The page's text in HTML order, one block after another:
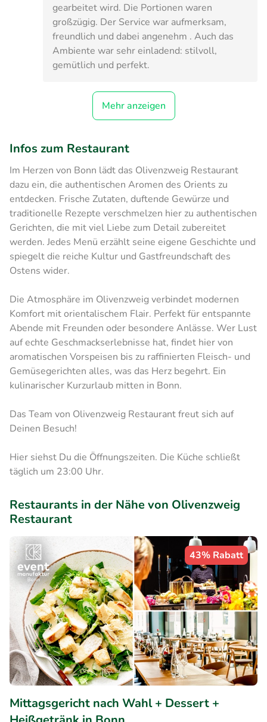
gearbeitet wird. Die Portionen waren
großzügig. Der Service war aufmerksam,
freundlich und dabei angenehm . Auch das
Ambiente war sehr einladend: stilvoll,
gemütlich und perfekt.
Mehr anzeigen
Infos zum Restaurant
Im Herzen von Bonn lädt das Olivenzweig Restaurant
dazu ein, die authentischen Aromen des Orients zu
entdecken. Frische Zutaten, duftende Gewürze und
traditionelle Rezepte verschmelzen hier zu authentischen
Gerichten, die mit viel Liebe zum Detail zubereitet
werden. Jedes Menü erzählt seine eigene Geschichte und
spiegelt die reiche Kultur und Gastfreundschaft des
Ostens wider.
Die Atmosphäre im Olivenzweig verbindet modernen
Komfort mit orientalischem Flair. Perfekt für entspannte
Abende mit Freunden oder besondere Anlässe. Wer Lust
auf echte Geschmackserlebnisse hat, findet hier von
aromatischen Vorspeisen bis zu raffinierten Fleisch- und
Gemüsegerichten alles, was das Herz begehrt. Ein
kulinarischer Kurzurlaub mitten in Bonn.
Das Team von Olivenzweig Restaurant freut sich auf
Deinen Besuch!
Hier siehst Du die Öffnungszeiten. Die Küche schließt
täglich um 23:00 Uhr.
Restaurants in der Nähe von Olivenzweig
Restaurant
43% Rabatt
Mittagsgericht nach Wahl + Dessert +